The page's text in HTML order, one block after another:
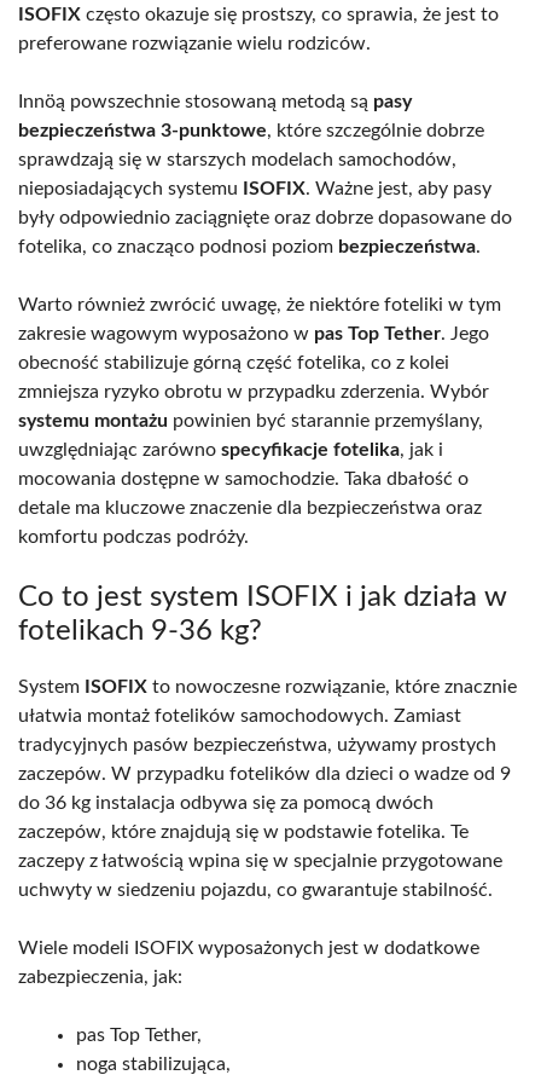
ISOFIX często okazuje się prostszy, co sprawia, że jest to
preferowane rozwiązanie wielu rodziców.
Innӧą powszechnie stosowaną metodą są pasy
bezpieczeństwa 3-punktowe, które szczególnie dobrze
sprawdzają się w starszych modelach samochodów,
nieposiadających systemu
ISOFIX. Ważne jest, aby pasy
były odpowiednio zaciągnięte oraz dobrze dopasowane do
fotelika, co znacząco podnosi poziom bezpieczeństwa.
Warto również zwrócić uwagę, że niektóre foteliki w tym
zakresie wagowym wyposażono w pas Top Tether. Jego
obecność stabilizuje górną część fotelika, co z kolei
zmniejsza ryzyko obrotu w przypadku zderzenia. Wybór
systemu montażu powinien być starannie przemyślany,
uwzględniając zarówno specyfikacje fotelika, jak i
mocowania dostępne w samochodzie. Taka dbałość o
detale ma kluczowe znaczenie dla bezpieczeństwa oraz
komfortu podczas podróży.
Co to jest system ISOFIX i jak działa w
fotelikach 9-36 kg?
System ISOFIX to nowoczesne rozwiązanie, które znacznie
ułatwia montaż fotelików samochodowych. Zamiast
tradycyjnych pasów bezpieczeństwa, używamy prostych
zaczepów. W przypadku fotelików dla dzieci o wadze od 9
do 36 kg instalacja odbywa się za pomocą dwóch
zaczepów, które znajdują się w podstawie fotelika. Te
zaczepy z łatwością wpina się w specjalnie przygotowane
uchwyty w siedzeniu pojazdu, co gwarantuje stabilność.
Wiele modeli ISOFIX wyposażonych jest w dodatkowe
zabezpieczenia, jak:
pas Top Tether,
noga stabilizująca,